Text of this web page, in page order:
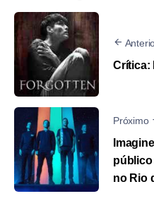
Crítica:
Próximo
público
no Rio